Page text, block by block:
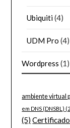
Ubiquiti(4)
UDM Pro (4)
Wordpress (1)
ambiente virtual
em DNS (DNSBL)
(5)